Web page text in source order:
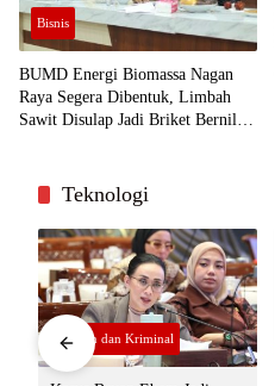
Bisnis
BUMD Energi Biomassa Nagan
Raya Segera Dibentuk, Limbah
Sawit Disulap Jadi Briket Bernilai
Teknologi
Hukum dan Kriminal